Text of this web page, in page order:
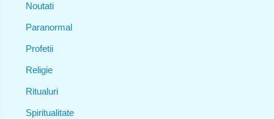
Noutati
Paranormal
Profetii
Religie
Ritualuri
Spiritualitate